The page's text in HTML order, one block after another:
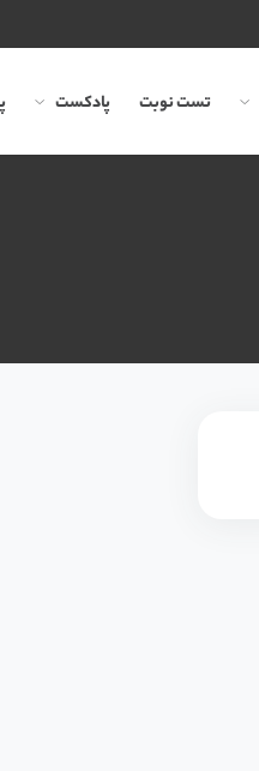
تست نوبت پادکست